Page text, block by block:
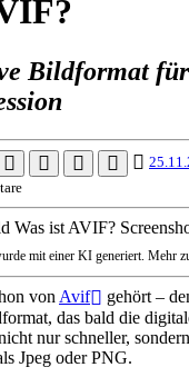
Bildformat
mit einer KI generiert. Mehr
von Avif
gehört –
das bald die
nur schneller,
Jpeg oder PNG.